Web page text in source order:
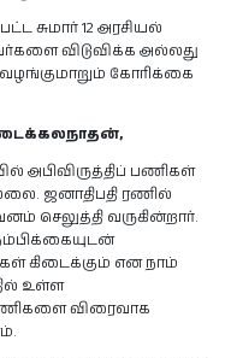
சுமார் 12 அரசியல்
விடுவிக்க அல்லது
கோரிக்கை
அபிவிருத்திப் பணிகள்
ஜனாதிபதி ரணில்
செலுத்தி வருகின்றார்.
கிடைக்கும் என நாம்
உள்ள
விரைவாக